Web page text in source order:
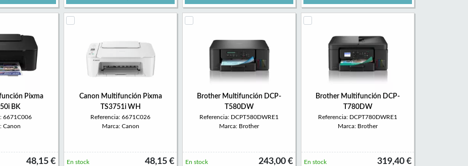
Pixma
BK
6671C006
Canon
48,15 €
Canon Multifunción Pixma
TS3751i WH
Referencia: 6671C026
Marca: Canon
48,15 €
En stock
Brother Multifunción DCP-
T580DW
Referencia: DCPT580DWRE1
Marca: Brother
243,00 €
En stock
Brother Multifunción DCP-
T780DW
Referencia: DCPT780DWRE1
Marca: Brother
319,40 €
En stock